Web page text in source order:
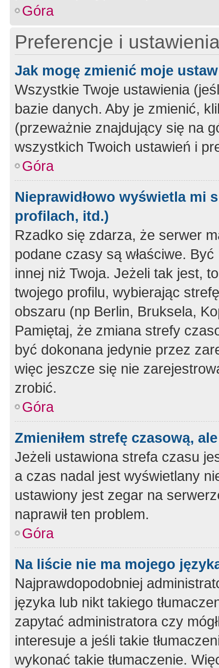
Góra
Preferencje i
Jak mogę zmienić moje
Wszystkie Twoje ustawienia
bazie danych. Aby je zmienić,
(przeważnie znajdujący się na
wszystkich Twoich ustawień i
Góra
Nieprawidłowo wyświetla mi
profilach, itd.)
Rzadko się zdarza, że serwer
podane czasy są właściwe.
innej niż Twoja. Jeżeli tak jest,
twojego profilu, wybierając
obszaru (np Berlin, Bruksela,
Pamiętaj, że zmiana strefy
być dokonana jedynie przez
więc jeszcze się nie
zrobić.
Góra
Zmieniłem strefę czasową,
Jeżeli ustawiona strefa czasu
a czas nadal jest wyświetlany
ustawiony jest zegar na
naprawił ten problem.
Góra
Na liście nie ma mojego
Najprawdopodobniej
języka lub nikt takiego
zapytać administratora czy
interesuje a jeśli takie
wykonać takie tłumaczenie.